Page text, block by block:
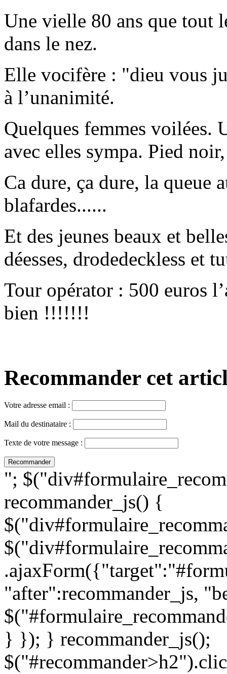
Une vielle 80 ans que tout
dans le nez.
Elle vocifère : "dieu vous
à l’unanimité.
Quelques femmes voilées.
avec elles sympa. Pied
Ca dure, ça dure, la queue
blafardes......
Et des jeunes beaux et
déesses, drodedeckless et
Tour opérator : 500 euros
bien !!!!!!!
Recommander cet
Votre adresse email :
Mail du destinataire :
Texte de votre message :
";
recommander_js() {
"after":recommander_js,
} }); } recommander_js();